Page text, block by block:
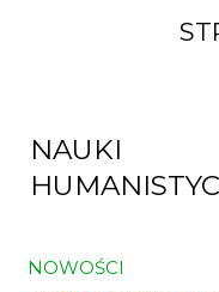
NAUKI
NOWOŚCI